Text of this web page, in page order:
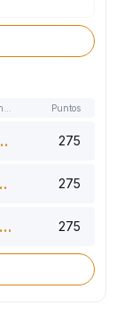
Puntos
275
275
275